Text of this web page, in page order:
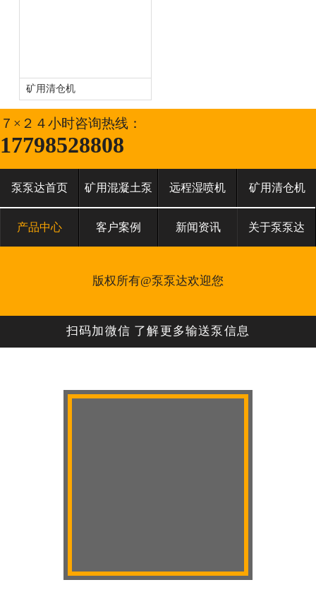
矿用清仓机
７×２４小时咨询热线：
17798528808
泵泵达首页 矿用混凝土泵 远程湿喷机 矿用清仓机
产品中心 客户案例 新闻资讯 关于泵泵达
版权所有@泵泵达欢迎您
扫码加微信 了解更多输送泵信息